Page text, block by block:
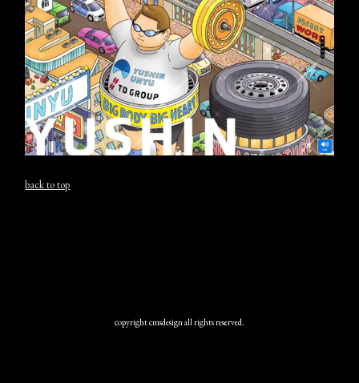
back to top
copyright cmsdesign all rights reserved.